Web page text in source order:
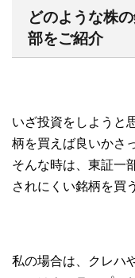
どのような株
部をご紹介
いざ投資をしようと
柄を買えば良いかさ
そんな時は、東証一
されにくい銘柄を買
私の場合は、クレハ